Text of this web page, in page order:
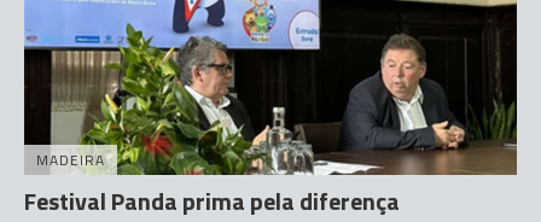
MADEIRA
Festival Panda prima pela diferença